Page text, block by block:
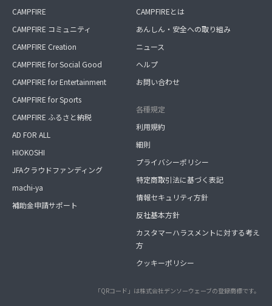
CAMPFIRE
CAMPFIRE コミュニティ
CAMPFIRE Creation
CAMPFIRE for Social Good
CAMPFIRE for Entertainment
CAMPFIRE for Sports
CAMPFIRE ふるさと納税
AD FOR ALL
HIOKOSHI
JFAクラウドファンディング
machi-ya
補助金申請サポート
CAMPFIREとは
あんしん・安全への取り組み
ニュース
ヘルプ
お問い合わせ
各種規定
利用規約
細則
プライバシーポリシー
特定商取引法に基づく表記
情報セキュリティ方針
反社基本方針
カスタマーハラスメントに対する考え
方
クッキーポリシー
「QRコード」は株式会社デンソーウェーブの登録商標です。